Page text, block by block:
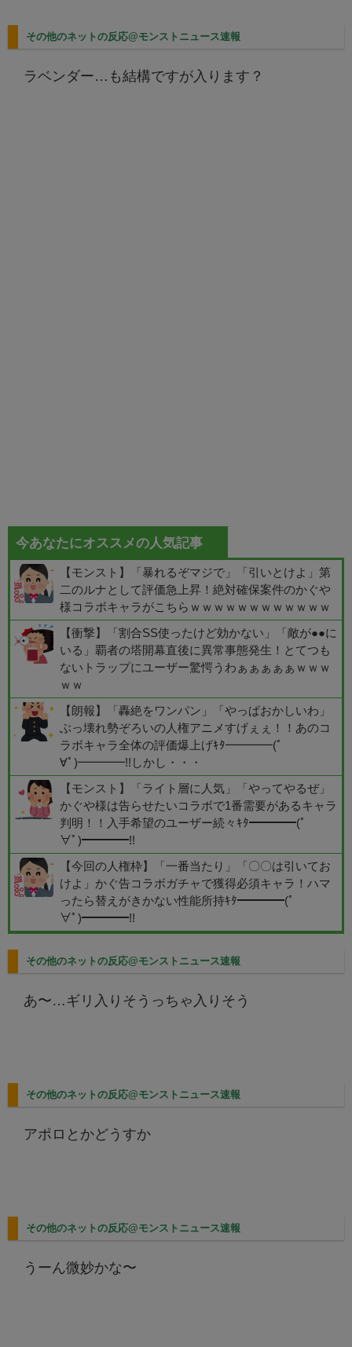
その他のネットの反応@モンストニュース速報
ラベンダー…も結構ですが入ります？
今あなたにオススメの人気記事
【モンスト】「暴れるぞマジで」「引いとけよ」第
二のルナとして評価急上昇！絶対確保案件のかぐや
様コラボキャラがこちらｗｗｗｗｗｗｗｗｗｗｗｗ
【衝撃】「割合SS使ったけど効かない」「敵が●●に
いる」覇者の塔開幕直後に異常事態発生！とてつも
ないトラップにユーザー驚愕うわぁぁぁぁぁｗｗｗ
ｗｗ
【朗報】「轟絶をワンパン」「やっぱおかしいわ」
ぶっ壊れ勢ぞろいの人権アニメすげぇぇ！！あのコ
ラボキャラ全体の評価爆上げｷﾀ━━━━(ﾟ
∀ﾟ)━━━━!!しかし・・・
【モンスト】「ライト層に人気」「やってやるぜ」
かぐや様は告らせたいコラボで1番需要があるキャラ
判明！！入手希望のユーザー続々ｷﾀ━━━━(ﾟ
∀ﾟ)━━━━!!
【今回の人権枠】「一番当たり」「〇〇は引いてお
けよ」かぐ告コラボガチャで獲得必須キャラ！ハマ
ったら替えがきかない性能所持ｷﾀ━━━━(ﾟ
∀ﾟ)━━━━!!
その他のネットの反応@モンストニュース速報
あ〜…ギリ入りそうっちゃ入りそう
その他のネットの反応@モンストニュース速報
アポロとかどうすか
その他のネットの反応@モンストニュース速報
うーん微妙かな〜